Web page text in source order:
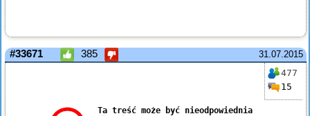
31.07.2015
#33671 385
477
15